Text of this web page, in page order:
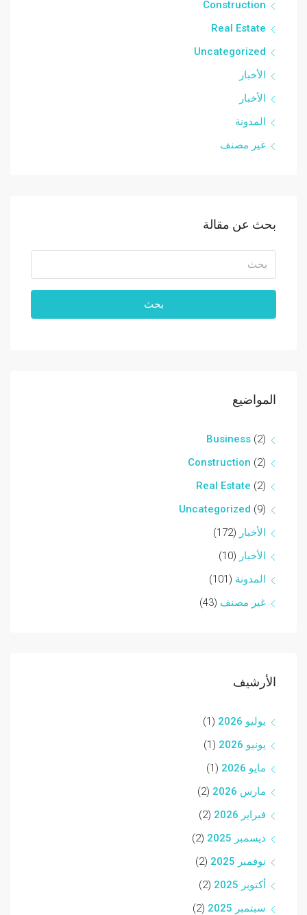
Construction
Real Estate
Uncategorized
الأخبار
الأخبار
المدونة
غير مصنف
بحث عن مقالة
بحث
المواضيع
Business (2)
Construction (2)
Real Estate (2)
Uncategorized (9)
الأخبار (172)
الأخبار (10)
المدونة (101)
غير مصنف (43)
الأرشيف
يوليو 2026
(1)
يونيو 2026
(1)
مايو 2026
(1)
مارس 2026
(2)
فبراير 2026
(2)
ديسمبر 2025
(2)
نوفمبر 2025
(2)
أكتوبر 2025
(2)
سبتمبر 2025
(2)